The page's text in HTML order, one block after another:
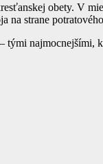
obety. V
na strane
tými najmocnejšími,